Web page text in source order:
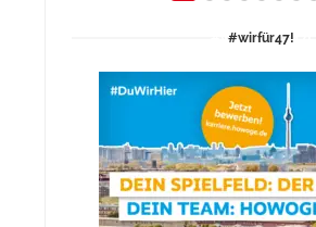
#wirfür47!